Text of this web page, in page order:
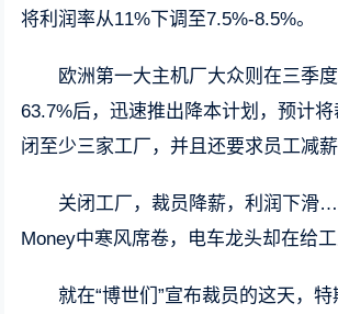
将利润率从11%下调至7.5%-8.5%。
欧洲第一大主机厂大众则在三季
63.7%后，迅速推出降本计划，预计
闭至少三家工厂，并且还要求员工减薪
关闭工厂，裁员降薪，利润下滑
Money中寒风席卷，电车龙头却在给工
就在“博世们”宣布裁员的这天，